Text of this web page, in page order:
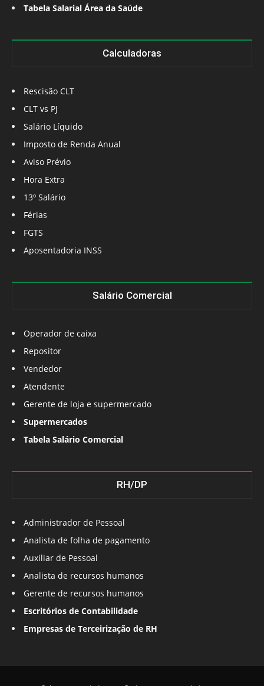
Tabela Salarial Área da Saúde
Calculadoras
Rescisão CLT
CLT vs PJ
Salário Líquido
Imposto de Renda Anual
Aviso Prévio
Hora Extra
13º Salário
Férias
FGTS
Aposentadoria INSS
Salário Comercial
Operador de caixa
Repositor
Vendedor
Atendente
Gerente de loja e supermercado
Supermercados
Tabela Salário Comercial
RH/DP
Administrador de Pessoal
Analista de folha de pagamento
Auxiliar de Pessoal
Analista de recursos humanos
Gerente de recursos humanos
Escritórios de Contabilidade
Empresas de Terceirização de RH